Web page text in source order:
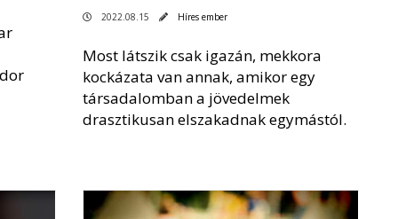
2022.08.15 Híres ember
Most látszik csak igazán, mekkora
kockázata van annak, amikor egy
társadalomban a jövedelmek
drasztikusan elszakadnak egymástól.